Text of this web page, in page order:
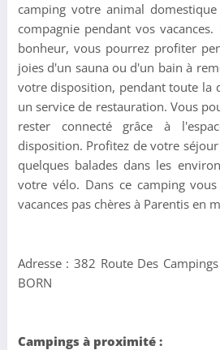
camping votre animal
compagnie pendant vos
bonheur, vous pourrez profiter
joies d'un sauna ou d'un bain à
votre disposition, pendant toute la
un service de restauration. Vous
rester connecté grâce à
disposition. Profitez de votre
quelques balades dans les
votre vélo. Dans ce camping
vacances pas chères à Parentis en
Adresse : 382 Route Des Campings
BORN
Campings à proximité :